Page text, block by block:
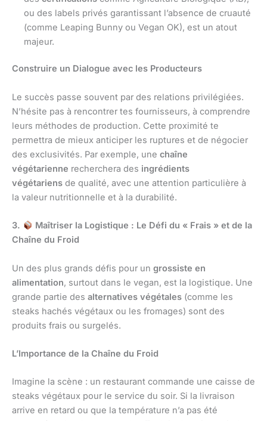
ou des labels privés garantissant l’absence de cruauté
(comme Leaping Bunny ou Vegan OK), est un atout
majeur.
Construire un Dialogue avec les Producteurs
Le succès passe souvent par des relations privilégiées.
N’hésite pas à rencontrer tes fournisseurs, à comprendre
leurs méthodes de production. Cette proximité te
permettra de mieux anticiper les ruptures et de négocier
des exclusivités. Par exemple, une chaîne
végétarienne recherchera des ingrédients
végétariens de qualité, avec une attention particulière à
la valeur nutritionnelle et à la durabilité.
3.
Maîtriser la Logistique : Le Défi du « Frais » et de la
Chaîne du Froid
Un des plus grands défis pour un grossiste en
alimentation, surtout dans le vegan, est la logistique. Une
grande partie des alternatives végétales (comme les
steaks hachés végétaux ou les fromages) sont des
produits frais ou surgelés.
L’Importance de la Chaîne du Froid
Imagine la scène : un restaurant commande une caisse de
steaks végétaux pour le service du soir. Si la livraison
arrive en retard ou que la température n’a pas été